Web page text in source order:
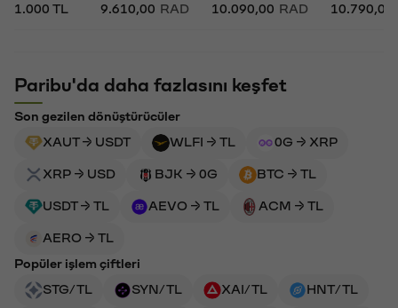
1.000 TL 9.610,00 RAD 10.090,00 RAD 10.790,00
Paribu'da daha fazlasını keşfet
Son gezilen dönüştürücüler
XAUT → USDT
WLFI → TL 0G → XRP
XRP → USD BJK → 0G BTC → TL
USDT → TL AEVO → TL ACM → TL
AERO → TL
Popüler işlem çiftleri
STG/TL
SYN/TL XAI/TL HNT/TL